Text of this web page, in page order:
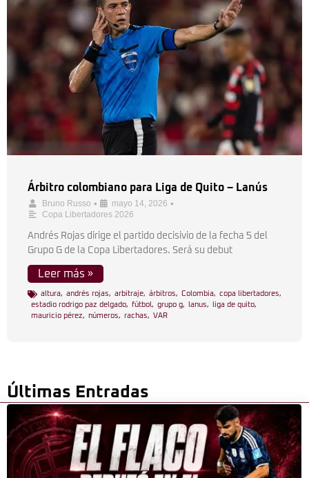
Árbitro colombiano para Liga de Quito – Lanús
Bruno Russo • mayo 14, 2026 •
Copa Libertadores 2026
Andrés Rojas dirige el partido decisivio de la fecha 5 del
Grupo G de la Copa Libertadores. Será su debut
Leer más »
altura, andrés rojas, arbitraje, árbitros, Colombia, copa libertadores,
estadio rodrigo paz delgado, fútbol , grupo g, lanus, liga de quito,
mauricio pérez, números, rachas, VAR
Últimas Entradas